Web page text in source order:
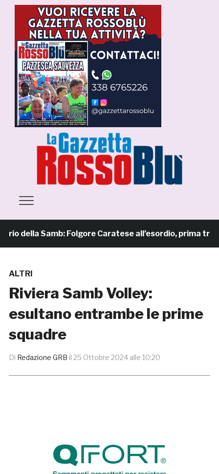
della Samb: Folgore Caratese all’esordio, prima
ALTRI
Riviera Samb Volley:
esultano entrambe le prime
squadre
Di Redazione GRB il 25 Ottobre 2024 alle 10:20